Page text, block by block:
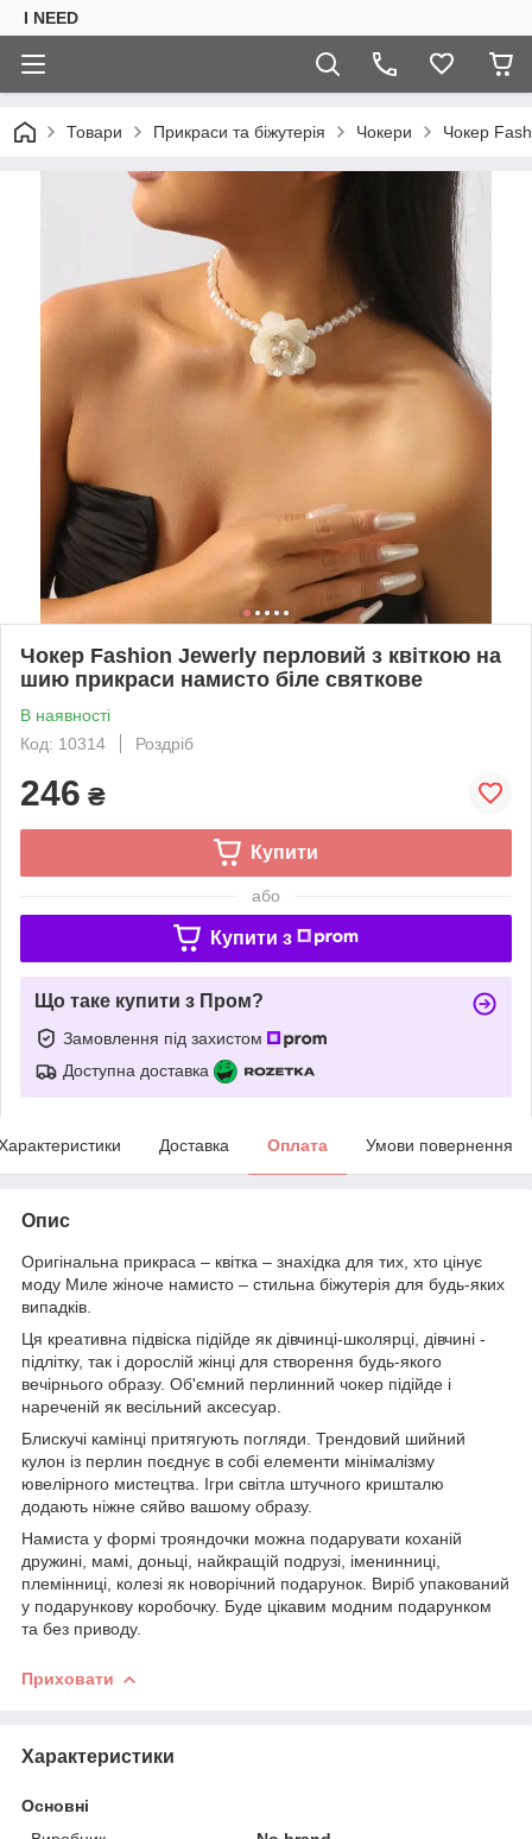
I NEED
Товари Прикраси та біжутерія Чокери Чокер
Чокер Fashion Jewerly перловий з квіткою на
шию прикраси намисто біле святкове
В наявності
Код: 10314
Роздріб
246 ₴
Купити
або
Купити з
Що таке купити з Пром?
Замовлення під захистом
Доступна доставка
Доставка Оплата Умови повернення
Опис
Оригінальна прикраса – квітка – знахідка для тих, хто цінує
моду Миле жіноче намисто – стильна біжутерія для будь-яких
випадків.
Ця креативна підвіска підійде як дівчинці-школярці, дівчині -
підлітку, так і дорослій жінці для створення будь-якого
вечірнього образу. Об'ємний перлинний чокер підійде і
нареченій як весільний аксесуар.
Блискучі камінці притягують погляди. Трендовий шийний
кулон із перлин поєднує в собі елементи мінімалізму
ювелірного мистецтва. Ігри світла штучного кришталю
додають ніжне сяйво вашому образу.
Намиста у формі трояндочки можна подарувати коханій
дружині, мамі, доньці, найкращій подрузі, іменинниці,
племінниці, колезі як новорічний подарунок. Виріб упакований
у подарункову коробочку. Буде цікавим модним подарунком
та без приводу.
Приховати
Характеристики
Основні